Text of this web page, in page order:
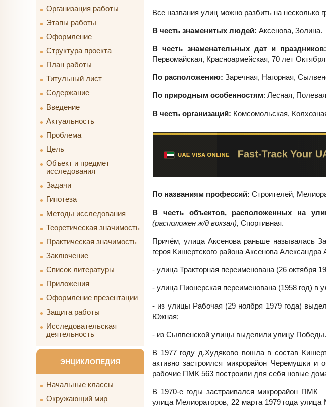
Организация работы
Этапы работы
Оформление
Структура проекта
План работы
Титульный лист
Содержание
Введение
Актуальность
Проблема
Цель
Объект и предмет
исследования
Задачи
Гипотеза
Методы исследования
Теоретическая значимость
Практическая значимость
Заключение
Список литературы
Приложения
Оформление презентации
Защита работы
Исследовательская
деятельность
ЭНЦИКЛОПЕДИЯ
Начальные классы
Окружающий мир
Все названия улиц можно разбить на несколько
В честь знаменитых людей: Аксенова, Золина.
В честь знаменательных дат и праздников:
Первомайская, Красноармейская, 70 лет
По расположению: Заречная, Нагорная,
По природным особенностям: Лесная,
В честь организаций: Комсомольская,
По названиям профессий: Строителей,
В честь объектов, расположенных на
(расположен ж/д вокзал), Спортивная.
Причём, улица Аксенова раньше называлась
героя Кишертского района Аксенова Александра
- улица Тракторная переименована (26 октября
- улица Пионерская переименована (1958 год) в
- из улицы Рабочая (29 ноября 1979 года)
Южная;
- из Сылвенской улицы выделили улицу Победы.
В 1977 году д.Худяково вошла в состав
активно застроился микрорайон Черемушки и
рабочие ПМК 563 построили для себя новые
В 1970-е годы застраивался микрорайон ПМК
улица Мелиораторов, 22 марта 1979 года